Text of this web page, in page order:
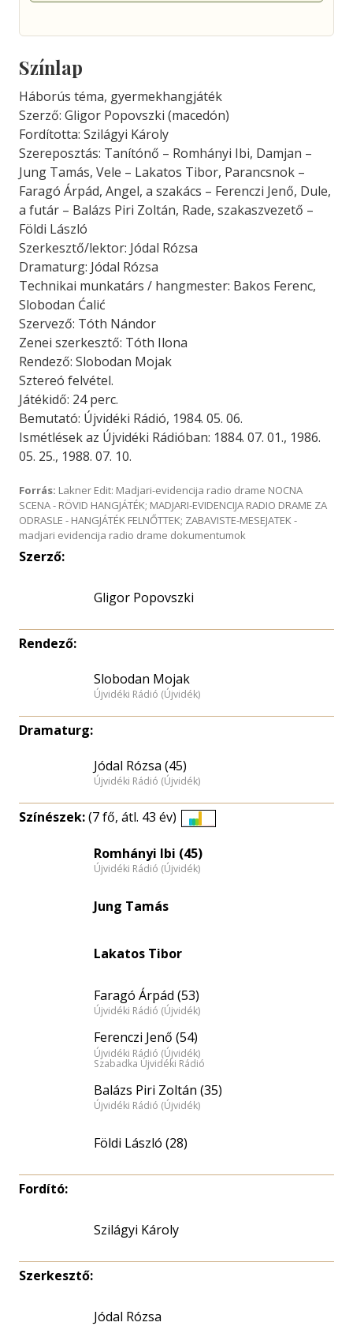
Színlap
Háborús téma, gyermekhangjáték
Szerző: Gligor Popovszki (macedón)
Fordította: Szilágyi Károly
Szereposztás: Tanítónő – Romhányi Ibi, Damjan –
Jung Tamás, Vele – Lakatos Tibor, Parancsnok –
Faragó Árpád, Angel, a szakács – Ferenczi Jenő, Dule,
a futár – Balázs Piri Zoltán, Rade, szakaszvezető –
Földi László
Szerkesztő/lektor: Jódal Rózsa
Dramaturg: Jódal Rózsa
Technikai munkatárs / hangmester: Bakos Ferenc,
Slobodan Ćalić
Szervező: Tóth Nándor
Zenei szerkesztő: Tóth Ilona
Rendező: Slobodan Mojak
Sztereó felvétel.
Játékidő: 24 perc.
Bemutató: Újvidéki Rádió, 1984. 05. 06.
Ismétlések az Újvidéki Rádióban: 1884. 07. 01., 1986.
05. 25., 1988. 07. 10.
Forrás: Lakner Edit: Madjari-evidencija radio drame NOCNA
SCENA - RÖVID HANGJÁTÉK; MADJARI-EVIDENCIJA RADIO DRAME ZA
ODRASLE - HANGJÁTÉK FELNŐTTEK; ZABAVISTE-MESEJATEK -
madjari evidencija radio drame dokumentumok
Szerző:
Gligor Popovszki
Rendező:
Slobodan Mojak
Újvidéki Rádió (Újvidék)
Dramaturg:
Jódal Rózsa (45)
Újvidéki Rádió (Újvidék)
Színészek:(7 fő, átl. 43 év)
eloszlás
nagyítása
Romhányi Ibi (45)
Újvidéki Rádió (Újvidék)
Jung Tamás
Lakatos Tibor
Faragó Árpád (53)
Újvidéki Rádió (Újvidék)
Ferenczi Jenő (54)
Újvidéki Rádió (Újvidék)
Szabadka Újvidéki Rádió
Balázs Piri Zoltán (35)
Újvidéki Rádió (Újvidék)
Földi László (28)
Fordító:
Szilágyi Károly
Szerkesztő:
Jódal Rózsa